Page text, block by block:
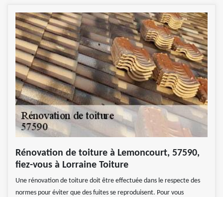
Rénovation de toiture à Lemoncourt, 57590,
fiez-vous à Lorraine Toiture
Une rénovation de toiture doit être effectuée dans le respecte des
normes pour éviter que des fuites se reproduisent. Pour vous